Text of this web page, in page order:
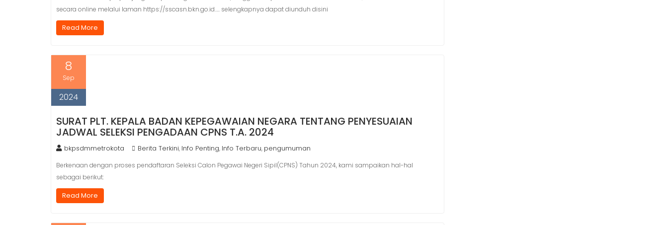
secara online melalui laman https://sscasn.bkn.go.id….. selengkapnya dapat diunduh disini
Read More
8
Sep
2024
SURAT PLT. KEPALA BADAN KEPEGAWAIAN NEGARA TENTANG PENYESUAIAN
JADWAL SELEKSI PENGADAAN CPNS T.A. 2024
bkpsdmmetrokota Berita Terkini, Info Penting, Info Terbaru, pengumuman
Berkenaan dengan proses pendaftaran Seleksi Calon Pegawai Negeri Sipil(CPNS) Tahun 2024, kami sampaikan hal-hal
sebagai berikut:
Read More